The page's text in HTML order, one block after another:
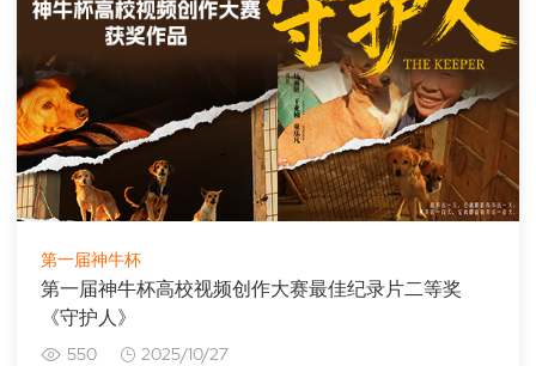
第一届神牛杯
第一届神牛杯高校视频创作大赛最佳纪录片二等奖
《守护人》
550 2025/10/27